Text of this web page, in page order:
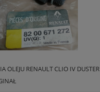
OLEJU RENAULT CLIO IV DUSTER